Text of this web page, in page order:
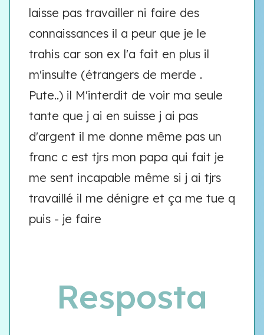
laisse pas travailler ni faire des
connaissances il a peur que je le
trahis car son ex l'a fait en plus il
m'insulte (étrangers de merde .
Pute..) il M'interdit de voir ma seule
tante que j ai en suisse j ai pas
d'argent il me donne même pas un
franc c est tjrs mon papa qui fait je
me sent incapable même si j ai tjrs
travaillé il me dénigre et ça me tue q
puis - je faire
Resposta